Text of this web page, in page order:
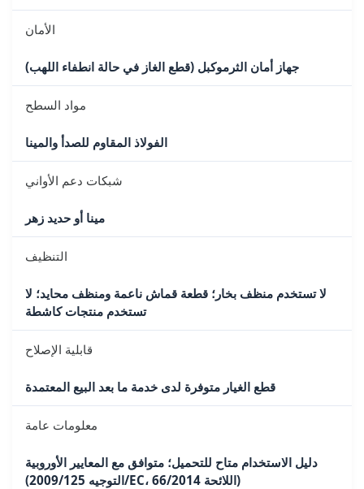
الأمان
جهاز أمان الثرموكبل (قطع الغاز في حالة انطفاء اللهب)
مواد السطح
الفولاذ المقاوم للصدأ والمينا
شبكات دعم الأواني
مينا أو حديد زهر
التنظيف
لا تستخدم منظف بخار؛ قطعة قماش ناعمة ومنظف محايد؛ لا
تستخدم منتجات كاشطة
قابلية الإصلاح
قطع الغيار متوفرة لدى خدمة ما بعد البيع المعتمدة
معلومات عامة
دليل الاستخدام متاح للتحميل؛ متوافق مع المعايير الأوروبية
(التوجيه 2009/125/EC، اللائحة 66/2014)